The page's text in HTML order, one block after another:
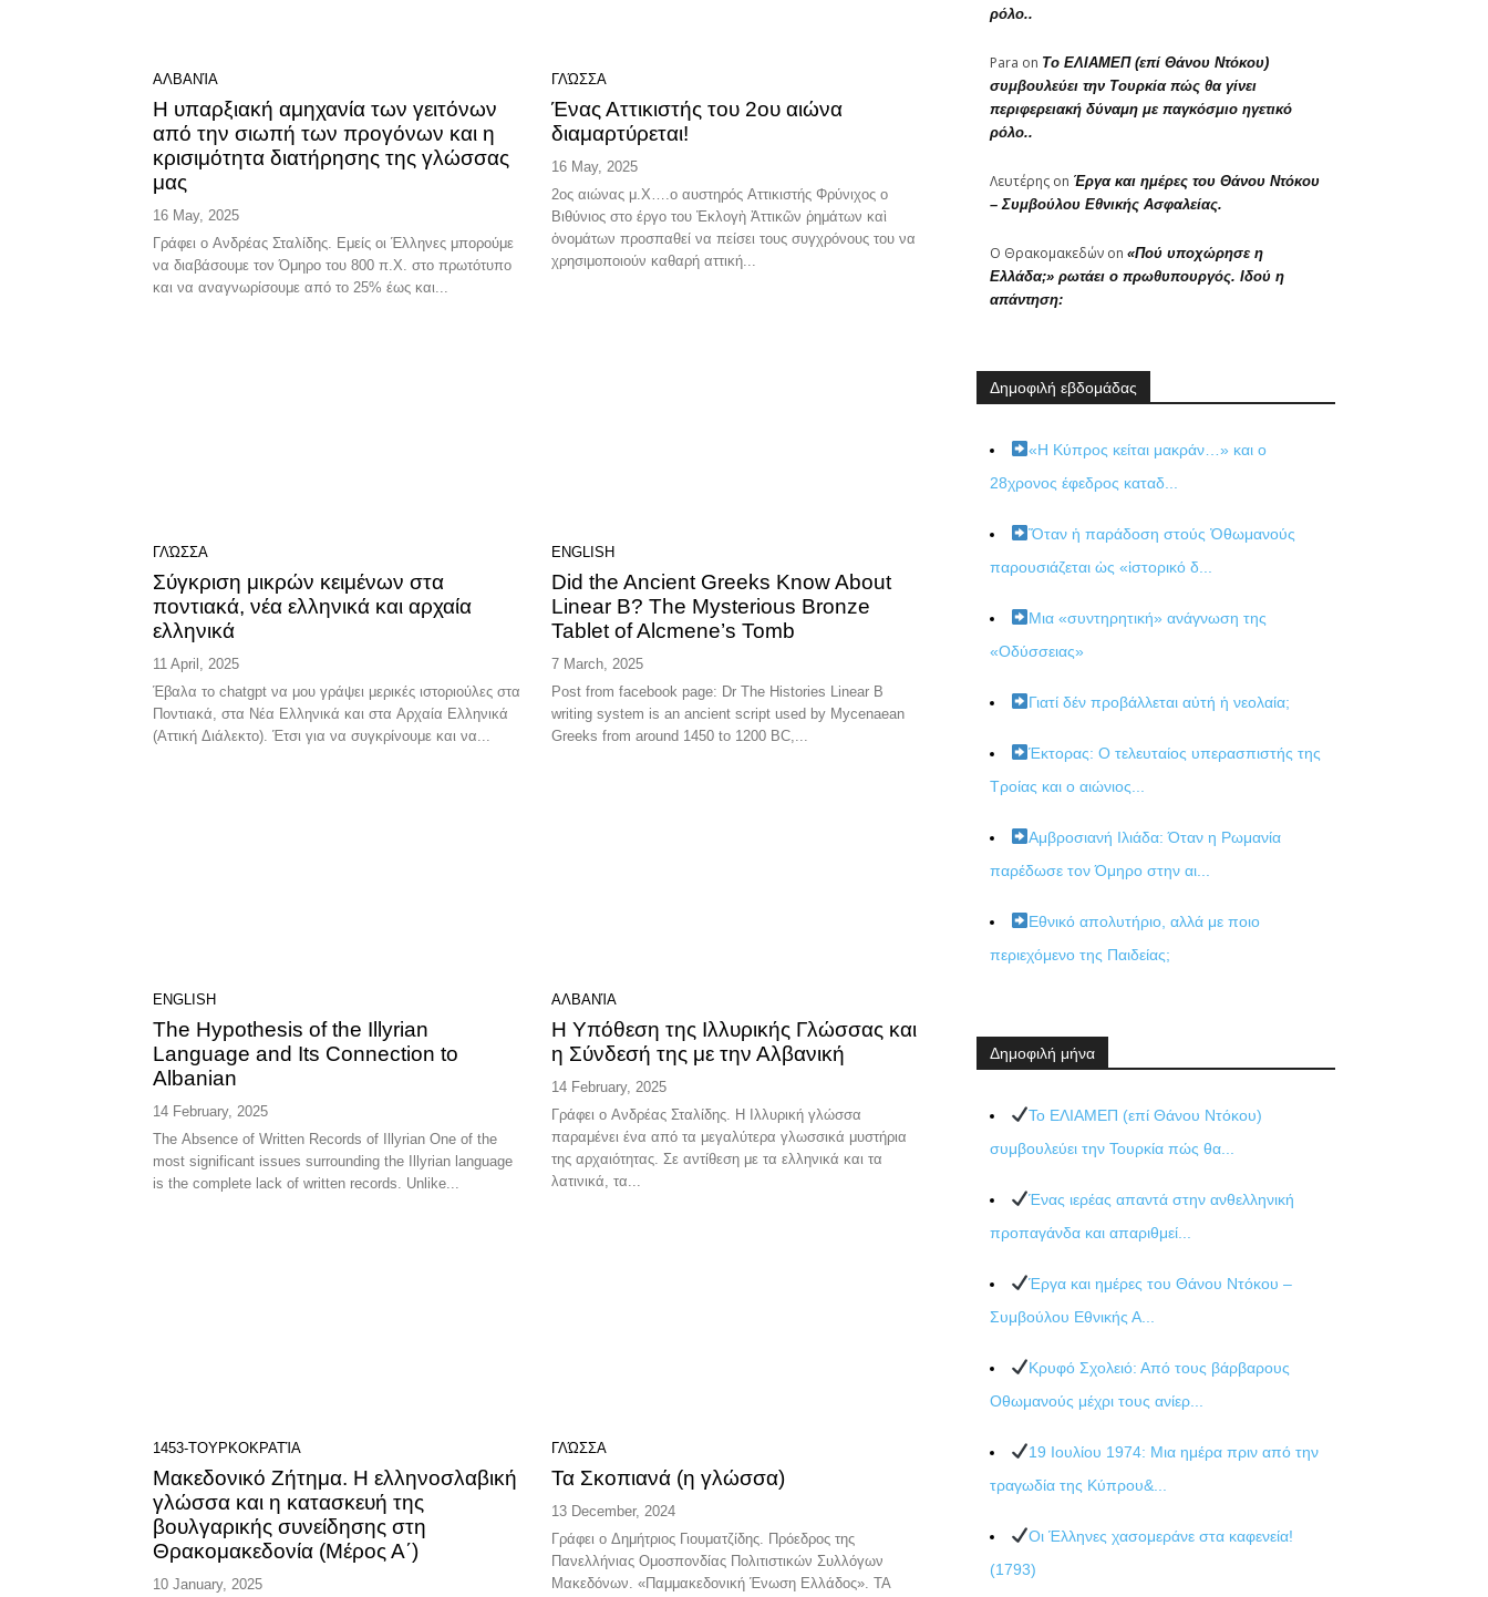
ΑΛΒΑΝΊΑ
Η υπαρξιακή αμηχανία των γειτόνων
από την σιωπή των προγόνων και η
κρισιμότητα διατήρησης της γλώσσας
μας
16 May, 2025
Γράφει ο Ανδρέας Σταλίδης. Eμείς οι Έλληνες μπορούμε
να διαβάσουμε τον Όμηρο του 800 π.Χ. στο πρωτότυπο
και να αναγνωρίσουμε από το 25% έως και...
ΓΛΏΣΣΑ
Ένας Αττικιστής του 2ου αιώνα
διαμαρτύρεται!
16 May, 2025
2ος αιώνας μ.Χ….ο αυστηρός Αττικιστής Φρύνιχος ο
Βιθύνιος στο έργο του Ἐκλογὴ Ἀττικῶν ῥημάτων καὶ
ὀνομάτων προσπαθεί να πείσει τους συγχρόνους του να
χρησιμοποιούν καθαρή αττική...
ΓΛΏΣΣΑ
Σύγκριση μικρών κειμένων στα
ποντιακά, νέα ελληνικά και αρχαία
ελληνικά
11 April, 2025
Έβαλα το chatgpt να μου γράψει μερικές ιστοριούλες στα
Ποντιακά, στα Νέα Ελληνικά και στα Αρχαία Ελληνικά
(Αττική Διάλεκτο). Έτσι για να συγκρίνουμε και να...
ENGLISH
Did the Ancient Greeks Know About
Linear B? The Mysterious Bronze
Tablet of Alcmene’s Tomb
7 March, 2025
Post from facebook page: Dr The Histories Linear B
writing system is an ancient script used by Mycenaean
Greeks from around 1450 to 1200 BC,...
ENGLISH
The Hypothesis of the Illyrian
Language and Its Connection to
Albanian
14 February, 2025
The Absence of Written Records of Illyrian One of the
most significant issues surrounding the Illyrian language
is the complete lack of written records. Unlike...
ΑΛΒΑΝΊΑ
Η Υπόθεση της Ιλλυρικής Γλώσσας και
η Σύνδεσή της με την Αλβανική
14 February, 2025
Γράφει ο Ανδρέας Σταλίδης. Η Ιλλυρική γλώσσα
παραμένει ένα από τα μεγαλύτερα γλωσσικά μυστήρια
της αρχαιότητας. Σε αντίθεση με τα ελληνικά και τα
λατινικά, τα...
1453-ΤΟΥΡΚΟΚΡΑΤΊΑ
Μακεδονικό Ζήτημα. Η ελληνοσλαβική
γλώσσα και η κατασκευή της
βουλγαρικής συνείδησης στη
Θρακομακεδονία (Μέρος Α΄)
10 January, 2025
ΓΛΏΣΣΑ
Τα Σκοπιανά (η γλώσσα)
13 December, 2024
Γράφει ο Δημήτριος Γιουματζίδης. Πρόεδρος της
Πανελλήνιας Ομοσπονδίας Πολιτιστικών Συλλόγων
Μακεδόνων. «Παμμακεδονική Ένωση Ελλάδος». ΤΑ
ρόλο..
Para on Το ΕΛΙΑΜΕΠ (επί Θάνου Ντόκου)
συμβουλεύει την Τουρκία πώς θα γίνει
περιφερειακή δύναμη με παγκόσμιο ηγετικό
ρόλο..
Λευτέρης on Έργα και ημέρες του Θάνου Ντόκου
– Συμβούλου Εθνικής Ασφαλείας.
Ο Θρακομακεδών on «Πού υποχώρησε η
Ελλάδα;» ρωτάει ο πρωθυπουργός. Ιδού η
απάντηση:
Δημοφιλή εβδομάδας
«Η Κύπρος κείται μακράν…» και ο
28χρονος έφεδρος καταδ...
Ὅταν ἡ παράδοση στούς Ὀθωμανούς
παρουσιάζεται ὡς «ἱστορικό δ...
Μια «συντηρητική» ανάγνωση της
«Οδύσσειας»
Γιατί δέν προβάλλεται αὐτή ἡ νεολαία;
Έκτορας: Ο τελευταίος υπερασπιστής της
Τροίας και ο αιώνιος...
Αμβροσιανή Ιλιάδα: Όταν η Ρωμανία
παρέδωσε τον Όμηρο στην αι...
Εθνικό απολυτήριο, αλλά με ποιο
περιεχόμενο της Παιδείας;
Δημοφιλή μήνα
Το ΕΛΙΑΜΕΠ (επί Θάνου Ντόκου)
συμβουλεύει την Τουρκία πώς θα...
Ένας ιερέας απαντά στην ανθελληνική
προπαγάνδα και απαριθμεί...
Έργα και ημέρες του Θάνου Ντόκου –
Συμβούλου Εθνικής Α...
Κρυφό Σχολειό: Από τους βάρβαρους
Οθωμανούς μέχρι τους ανίερ...
19 Ιουλίου 1974: Μια ημέρα πριν από την
τραγωδία της Κύπρου&...
Οι Έλληνες χασομεράνε στα καφενεία!
(1793)